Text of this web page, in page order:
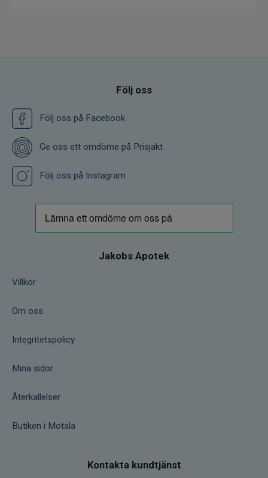
Följ oss
Följ oss på Facebook
Ge oss ett omdöme på Prisjakt
Följ oss på Instagram
Jakobs Apotek
Villkor
Om oss
Integritetspolicy
Mina sidor
Återkallelser
Butiken i Motala
Kontakta kundtjänst